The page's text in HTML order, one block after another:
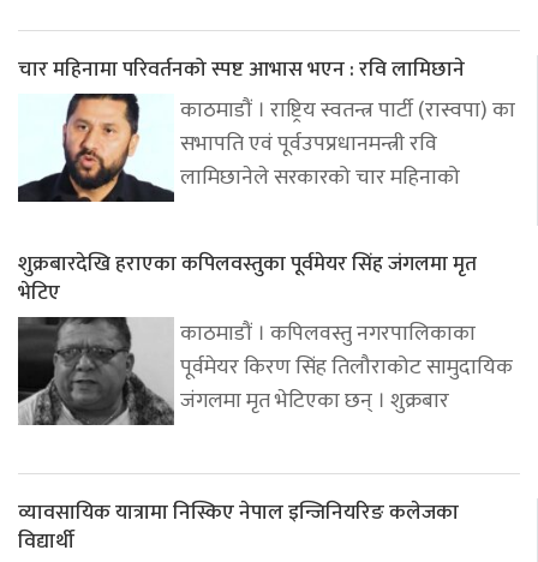
चार महिनामा परिवर्तनको स्पष्ट आभास भएन : रवि लामिछाने
काठमाडौं । राष्ट्रिय स्वतन्त्र पार्टी (रास्वपा) का
सभापति एवं पूर्वउपप्रधानमन्त्री रवि
लामिछानेले सरकारको चार महिनाको
शुक्रबारदेखि हराएका कपिलवस्तुका पूर्वमेयर सिंह जंगलमा मृत
भेटिए
काठमाडौं । कपिलवस्तु नगरपालिकाका
पूर्वमेयर किरण सिंह तिलौराकोट सामुदायिक
जंगलमा मृत भेटिएका छन् । शुक्रबार
व्यावसायिक यात्रामा निस्किए नेपाल इन्जिनियरिङ कलेजका
विद्यार्थी